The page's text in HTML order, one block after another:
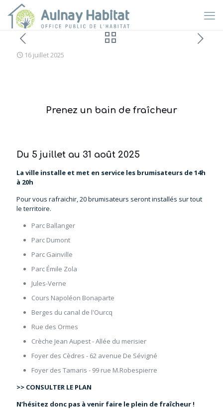
16 juillet 2025
Prenez un bain de fraîcheur
Du 5 juillet au 31 août 2025
La ville installe et met en service les brumisateurs de 14h
à 20h
Pour vous rafraichir, 20 brumisateurs seront installés sur tout
le territoire.
Parc Ballanger
Parc Dumont
Parc Gainville
Parc Émile Zola
Jules-Verne
Cours Napoléon Bonaparte
Berges du canal de l'Ourcq
Rue des Ormes
Crèche Jean Aupest - Allée du merisier
Foyer des Cèdres - 62 avenue De Sévigné
Foyer des Tamaris - 99 rue M.Robespierre
>> CONSULTER LE PLAN
N’hésitez donc pas à venir faire le plein de fraîcheur !